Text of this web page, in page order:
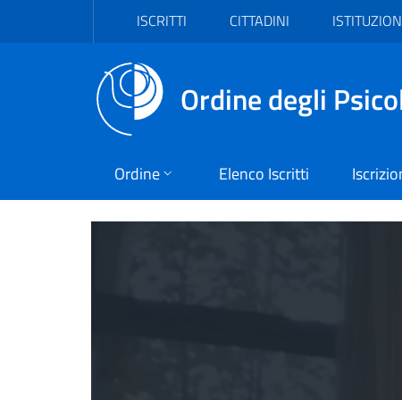
Vai al contenuto principale
ISCRITTI CITTADINI
Ordine degli
Ordine Elenco Iscritti